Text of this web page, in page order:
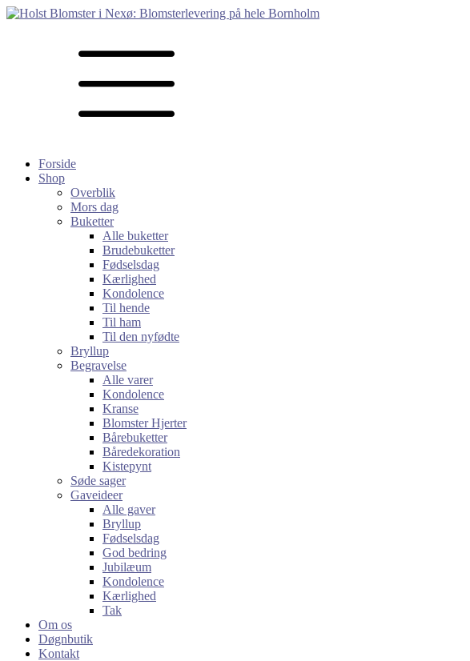
Forside
Shop
Overblik
Mors dag
Buketter
Alle buketter
Brudebuketter
Fødselsdag
Kærlighed
Kondolence
Til hende
Til ham
Til den nyfødte
Bryllup
Begravelse
Alle varer
Kondolence
Kranse
Blomster Hjerter
Bårebuketter
Båredekoration
Kistepynt
Søde sager
Gaveideer
Alle gaver
Bryllup
Fødselsdag
God bedring
Jubilæum
Kondolence
Kærlighed
Tak
Om os
Døgnbutik
Kontakt